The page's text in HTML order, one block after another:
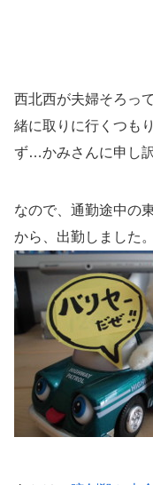
西北西が夫婦そろっ
緒に取りに行くつも
ず…かみさんに申し
なので、通勤途中の
から、出勤しました。